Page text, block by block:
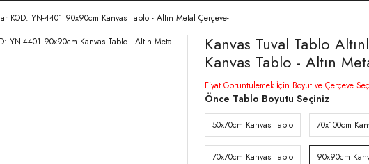
KOD: YN-4401 90x90cm Kanvas Tablo - Altın Metal Çerçeve-
Kanvas Tuval Tablo
Kanvas Tablo - Altın
Fiyat Görüntülemek İçin Boyut ve Çerçeve
Önce Tablo Boyutu Seçiniz
50x70cm Kanvas Tablo 70x100cm
70x70cm Kanvas Tablo 90x90cm